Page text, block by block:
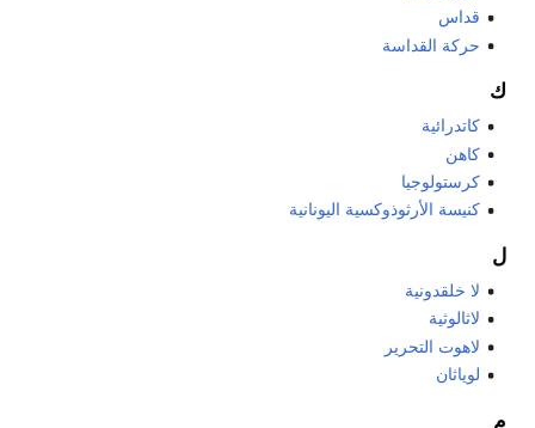
قداس
حركة القداسة
ك
كاتدرائية
كاهن
كرستولوجيا
كنيسة الأرثوذوكسية اليونانية
ل
لا خلقدونية
لاثالوثية
لاهوت التحرير
لوياثان
م